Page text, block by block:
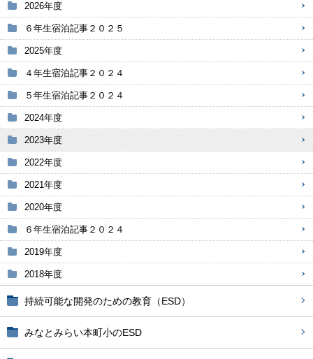
2026年度
６年生宿泊記事２０２５
2025年度
４年生宿泊記事２０２４
５年生宿泊記事２０２４
2024年度
2023年度
2022年度
2021年度
2020年度
６年生宿泊記事２０２４
2019年度
2018年度
持続可能な開発のための教育（ESD）
みなとみらい本町小のESD